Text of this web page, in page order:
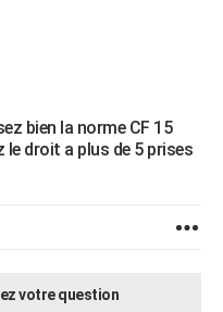
bien la norme CF 15
le droit a plus de 5 prises
votre question